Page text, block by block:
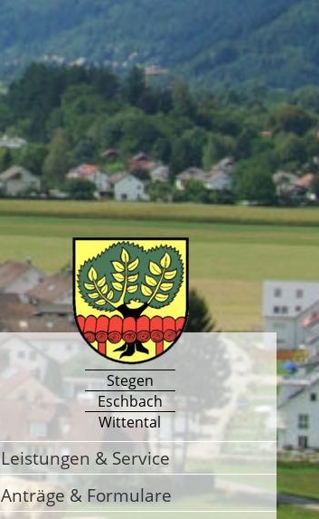
Stegen
Eschbach
Wittental
Leistungen & Service
Anträge & Formulare